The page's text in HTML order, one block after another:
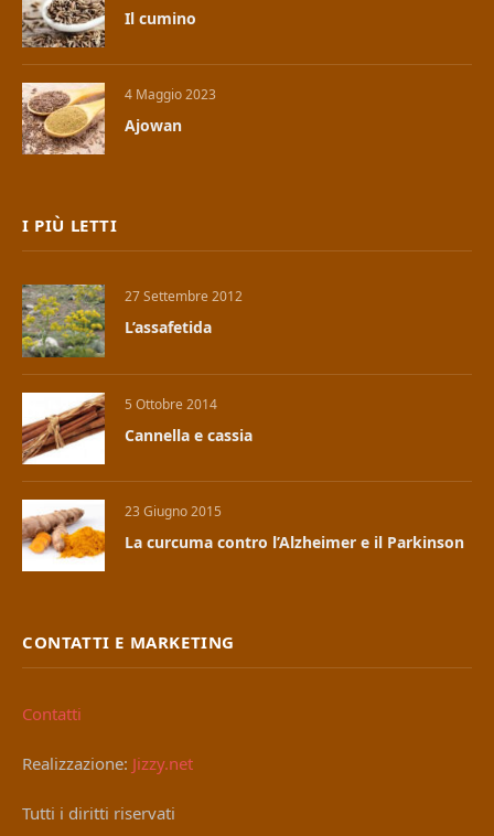
Il cumino
4 Maggio 2023
Ajowan
I PIÙ LETTI
27 Settembre 2012
L’assafetida
5 Ottobre 2014
Cannella e cassia
23 Giugno 2015
La curcuma contro l’Alzheimer e il Parkinson
CONTATTI E MARKETING
Contatti
Realizzazione: Jizzy.net
Tutti i diritti riservati